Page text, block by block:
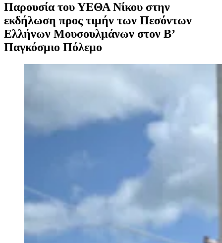
Παρουσία του ΥΕΘΑ Νίκου στην
εκδήλωση προς τιμήν των Πεσόντων
Ελλήνων Μουσουλμάνων στον Β’
Παγκόσμιο Πόλεμο